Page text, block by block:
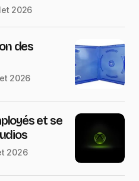
2026
des
2026
et se
2026